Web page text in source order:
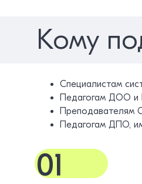
Кому
Cпециалистам
Педагогам ДОО
Преподавателям
Педагогам ДПО,
01